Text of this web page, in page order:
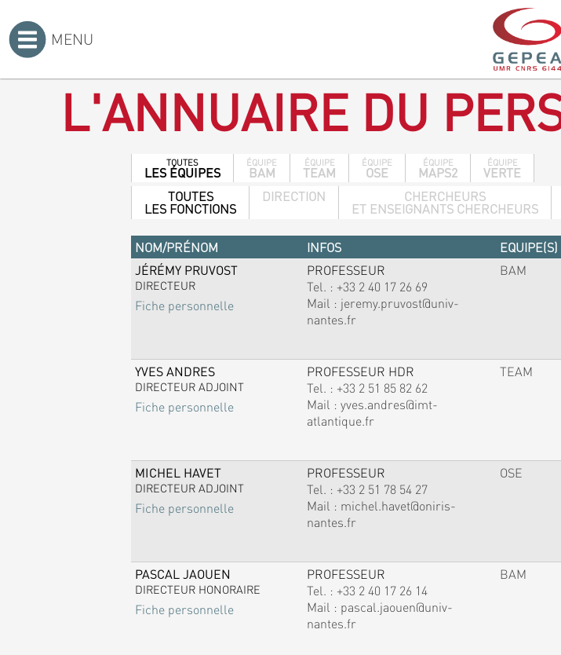
MENU
L'ANNUAIRE DU
TOUTES
LES ÉQUIPES
ÉQUIPE
BAM
ÉQUIPE
TEAM
ÉQUIPE
OSE
ÉQUIPE
MAPS2
ÉQUIPE
VERTE
TOUTES
LES FONCTIONS
DIRECTION CHERCHEURS
ET ENSEIGNANTS CHERCHEURS
NOM/PRÉNOM INFOS EQUIPE(S)
JÉRÉMY PRUVOST
DIRECTEUR
Fiche personnelle
PROFESSEUR
Tel. : +33 2 40 17 26 69
Mail : jeremy.pruvost@univ-
nantes.fr
BAM
YVES ANDRES
DIRECTEUR ADJOINT
Fiche personnelle
PROFESSEUR HDR
Tel. : +33 2 51 85 82 62
Mail : yves.andres@imt-
atlantique.fr
TEAM
MICHEL HAVET
DIRECTEUR ADJOINT
Fiche personnelle
PROFESSEUR
Tel. : +33 2 51 78 54 27
Mail : michel.havet@oniris-
nantes.fr
OSE
PASCAL JAOUEN
DIRECTEUR HONORAIRE
Fiche personnelle
PROFESSEUR
Tel. : +33 2 40 17 26 14
Mail : pascal.jaouen@univ-
nantes.fr
BAM